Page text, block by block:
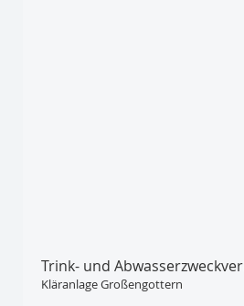
Trink- und
Kläranlage Großengottern